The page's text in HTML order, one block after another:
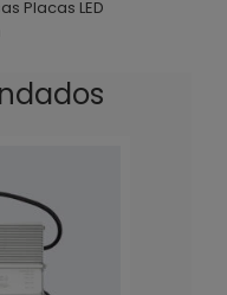
Placas LED